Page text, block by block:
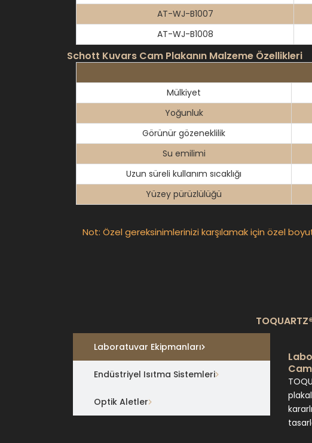
AT-WJ-B1007
AT-WJ-B1008
Schott Kuvars Cam Plakanın Malzeme Özellikleri
Mülkiyet
Yoğunluk
Görünür gözeneklilik
Su emilimi
Uzun süreli kullanım sıcaklığı
Yüzey pürüzlülüğü
Not: Özel gereksinimlerinizi karşılamak için özel
Laboratuvar Ekipmanları
Endüstriyel Isıtma Sistemleri
Optik Aletler